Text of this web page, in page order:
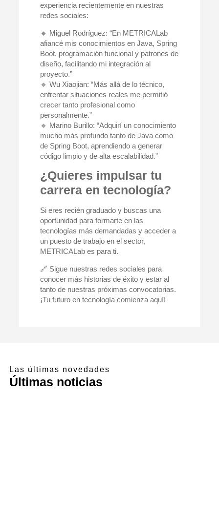
experiencia recientemente en nuestras
redes sociales:
🔹 Miguel Rodríguez: “En METRICALab
afiancé mis conocimientos en Java, Spring
Boot, programación funcional y patrones de
diseño, facilitando mi integración al
proyecto.”
🔹Wu Xiaojian: “Más allá de lo técnico,
enfrentar situaciones reales me permitió
crecer tanto profesional como
personalmente.”
🔹 Marino Burillo: “Adquirí un conocimiento
mucho más profundo tanto de Java como
de Spring Boot, aprendiendo a generar
código limpio y de alta escalabilidad.”
¿Quieres impulsar tu
carrera en tecnología?
Si eres recién graduado y buscas una
oportunidad paraformarte en las
tecnologías más demandadas y acceder a
un puesto de trabajo en el sector,
METRICALab es para ti.
🔗 Sigue nuestras redes sociales para
conocer más historias de éxito y estar al
tanto de nuestras próximas convocatorias.
¡Tu futuro en tecnología comienza aquí!
Las últimas novedades
Últimas noticias